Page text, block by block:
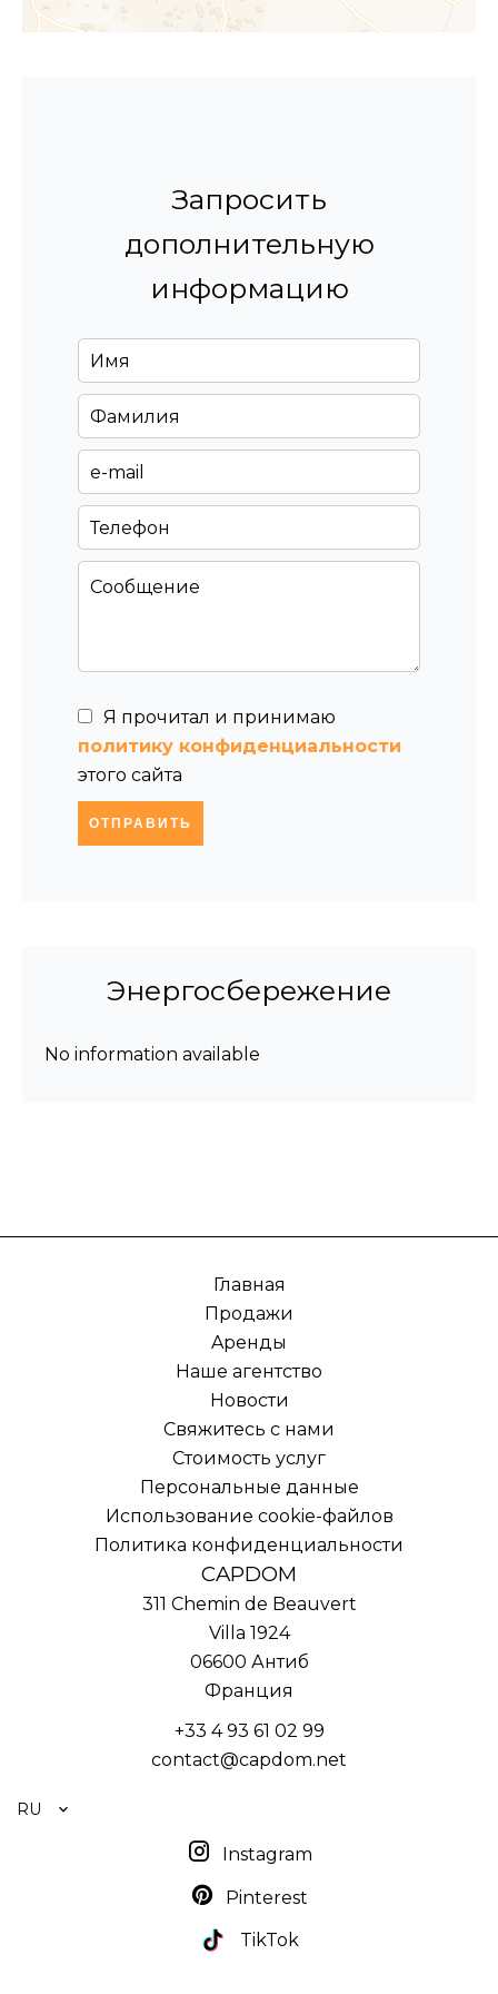
Запросить
дополнительную
информацию
Я прочитал и принимаю
политику конфиденциальности
этого сайта
ОТПРАВИТЬ
Энергосбережение
No information available
Главная
Продажи
Aренды
Наше агентство
Новости
Свяжитесь с нами
Стоимость услуг
Персональные данные
Использование cookie-файлов
Политика конфиденциальности
CAPDOM
311 Chemin de Beauvert
Villa 1924
06600 Антиб
Франция
+33 4 93 61 02 99
contact@capdom.net
RU
Instagram
Pinterest
TikTok